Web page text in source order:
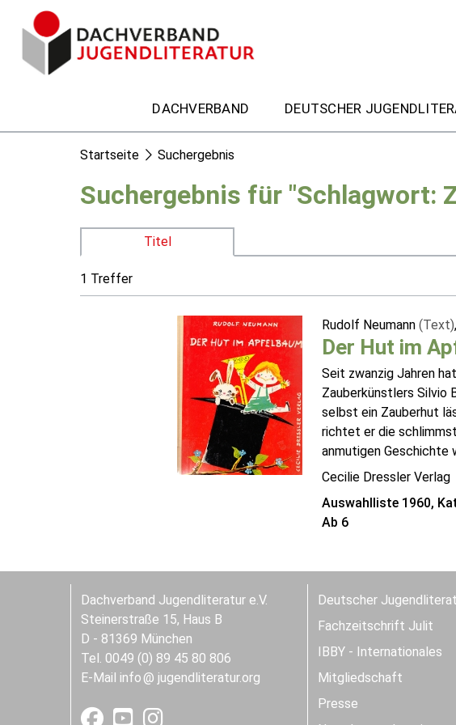
DACHVERBAND DEUTSCHER
Startseite Suchergebnis
Suchergebnis für "Schlagwort:
Titel
1 Treffer
Rudolf Neumann (Text)
Der Hut im
Seit zwanzig Jahren
Zauberkünstlers Silvio
selbst ein Zauberhut
richtet er die
anmutigen Geschichte
Cecilie Dressler Verlag
Auswahlliste 1960,
Ab 6
Dachverband Jugendliteratur e.V.
Steinerstraße 15, Haus B
D - 81369 München
Tel. 0049 (0) 89 45 80 806
E-Mail info jugendliteratur.org
Deutscher
Fachzeitschrift Julit
IBBY - Internationales
Mitgliedschaft
Presse